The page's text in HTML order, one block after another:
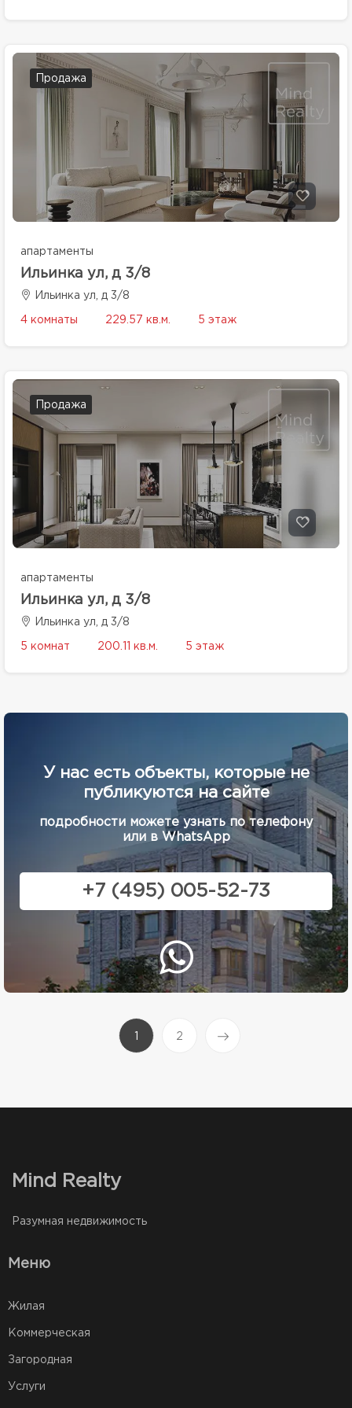
Продажа
апартаменты
Ильинка ул, д 3/8
Ильинка ул, д 3/8
4 комнаты 229.57 кв.м. 5 этаж
Продажа
апартаменты
Ильинка ул, д 3/8
Ильинка ул, д 3/8
5 комнат 200.11 кв.м. 5 этаж
У нас есть объекты, которые не
публикуются на сайте
подробности можете узнать по телефону
или в WhatsApp
+7 (495) 005-52-73
(current)
2
Mind Realty
Разумная недвижимость
Меню
Жилая
Коммерческая
Загородная
Услуги